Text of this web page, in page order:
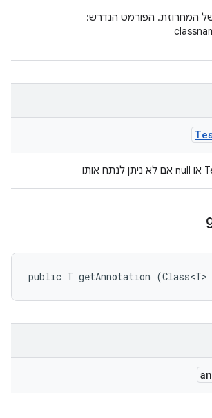
של המחרוזת. הפורמט הנדרש:
public T getAnnotation (Class<T>